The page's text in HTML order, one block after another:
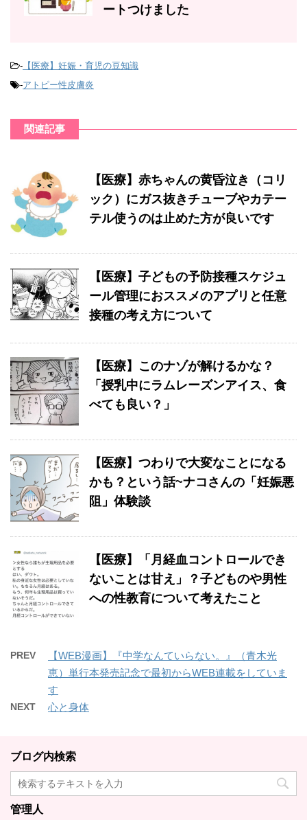
ートつけました
- 【医療】妊娠・育児の豆知識
-アトピー性皮膚炎
関連記事
【医療】赤ちゃんの黄昏泣き（コリ
ック）にガス抜きチューブやカテー
テル使うのは止めた方が良いです
【医療】子どもの予防接種スケジュ
ール管理におススメのアプリと任意
接種の考え方について
【医療】このナゾが解けるかな？
「授乳中にラムレーズンアイス、食
べても良い？」
【医療】つわりで大変なことになる
かも？という話~ナコさんの「妊娠悪
阻」体験談
【医療】「月経血コントロールでき
ないことは甘え」？子どものや男性
への性教育について考えたこと
PREV
【WEB漫画】『中学なんていらない。』（青木光
恵）単行本発売記念で最初からWEB連載をしていま
す
NEXT 心と身体
ブログ内検索
管理人